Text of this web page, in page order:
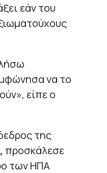
εάν του
να το
είπε ο
της
προσκάλεσε
των ΗΠΑ